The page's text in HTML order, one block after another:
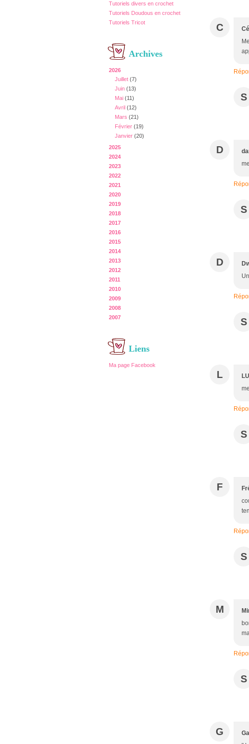
Tutoriels divers en crochet
Tutoriels Doudous en crochet
Tutoriels Tricot
Archives
2026
Juillet (7)
Juin (13)
Mai (11)
Avril (12)
Mars (21)
Février (19)
Janvier (20)
2025
2024
2023
2022
2021
2020
2019
2018
2017
2016
2015
2014
2013
2012
2011
2010
2009
2008
2007
Liens
Ma page Facebook
C
S
D
S
D
S
L
S
F
S
M
S
G